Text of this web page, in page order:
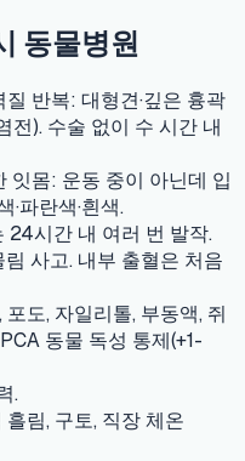
동물병원
질 반복: 대형견·깊은 흉곽
전). 수술 없이 수 시간 내
잇몸: 운동 중이 아닌데 입
파란색·흰색.
24시간 내 여러 번 발작.
사고. 내부 출혈은 처음
포도, 자일리톨, 부동액, 쥐
동물 독성 통제(+1-
.
림, 구토, 직장 체온